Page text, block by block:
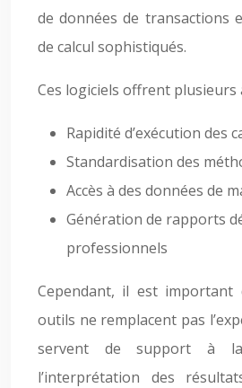
de données de transactions
de calcul sophistiqués.
Ces logiciels offrent plusieurs
Rapidité d’exécution des
Standardisation des
Accès à des données de
Génération de rapports
professionnels
Cependant, il est important
outils ne remplacent pas
servent de support à la
l’interprétation des